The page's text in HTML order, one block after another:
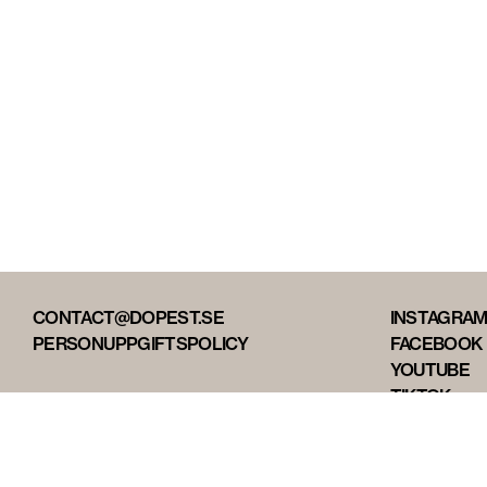
CONTACT@DOPEST.SE
PERSONUPPGIFTSPOLICY
INSTAGRAM
FACEBOOK
YOUTUBE
TIKTOK